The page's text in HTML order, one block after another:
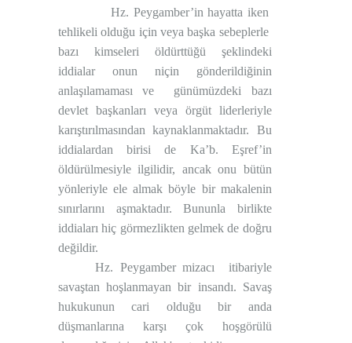
Hz. Peygamber’in hayatta iken
tehlikeli olduğu için veya başka sebeplerle
bazı kimseleri öldürttüğü şeklindeki
iddialar onun niçin gönderildiğinin
anlaşılamaması ve
günümüzdeki bazı
devlet başkanları veya örgüt liderleriyle
karıştırılmasından kaynaklanmaktadır. Bu
iddialardan birisi de Ka’b. Eşref’in
öldürülmesiyle ilgilidir, ancak onu bütün
yönleriyle ele almak böyle bir makalenin
sınırlarını aşmaktadır. Bununla birlikte
iddiaları hiç görmezlikten gelmek de doğru
değildir.
Hz. Peygamber mizacı
itibariyle
savaştan hoşlanmayan bir insandı. Savaş
hukukunun cari olduğu bir anda
düşmanlarına karşı çok hoşgörülü